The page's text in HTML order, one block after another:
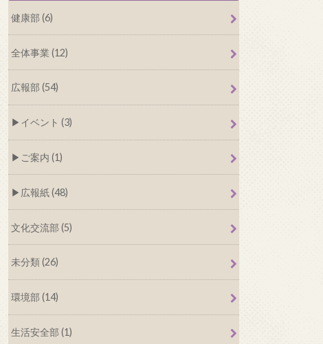
健康部 (6)
全体事業 (12)
広報部 (54)
イベント (3)
ご案内 (1)
広報紙 (48)
文化交流部 (5)
未分類 (26)
環境部 (14)
生活安全部 (1)